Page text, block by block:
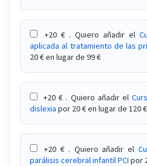
Curso sobre el
pánico con agorafobia
Curso sobre el
terapias corporales basadas
Curso sobre el tratamiento
para alcanzar el orgasmo
+20 € . Quiero añadir el
aplicada al tratamiento de las
20 € en lugar de 99 €
+20 € . Quiero añadir el
dislexia por 20 € en lugar de 120 €
+20 € . Quiero añadir el
parálisis cerebral infantil PCI por